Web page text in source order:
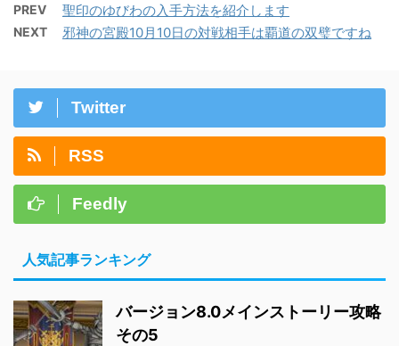
PREV 聖印のゆびわの入手方法を紹介します
NEXT 邪神の宮殿10月10日の対戦相手は覇道の双璧ですね
Twitter
RSS
Feedly
人気記事ランキング
バージョン8.0メインストーリー攻略
その5